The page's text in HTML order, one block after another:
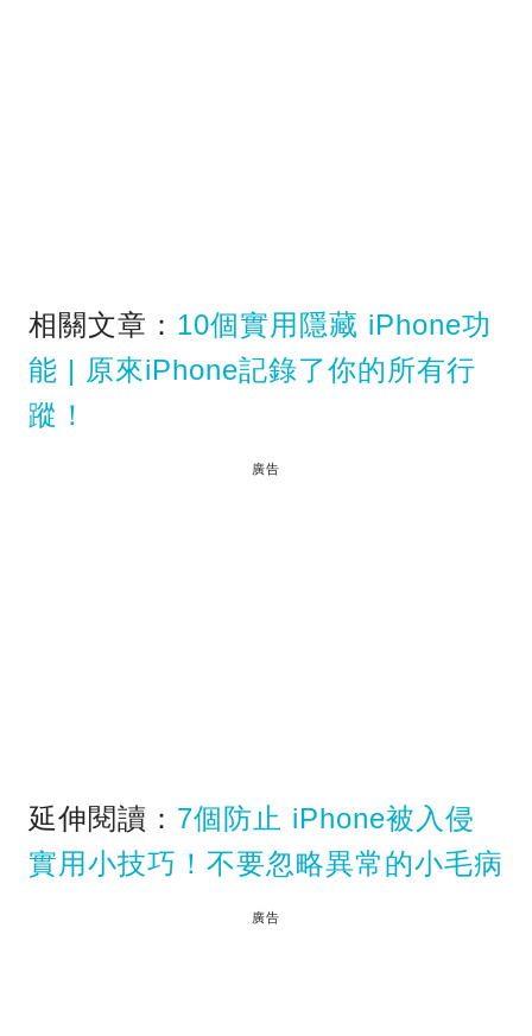
相關文章： 10個實用隱藏 iPhone功
能 | 原來iPhone記錄了你的所有行
蹤！
廣告
延伸閱讀： 7個防止 iPhone被入侵
實用小技巧！不要忽略異常的小毛病
廣告